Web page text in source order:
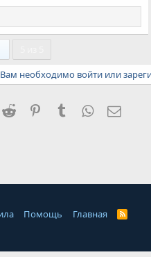
необходимо войти или
Reddit PinterestTumblrWhatsApp
Помощь Главная